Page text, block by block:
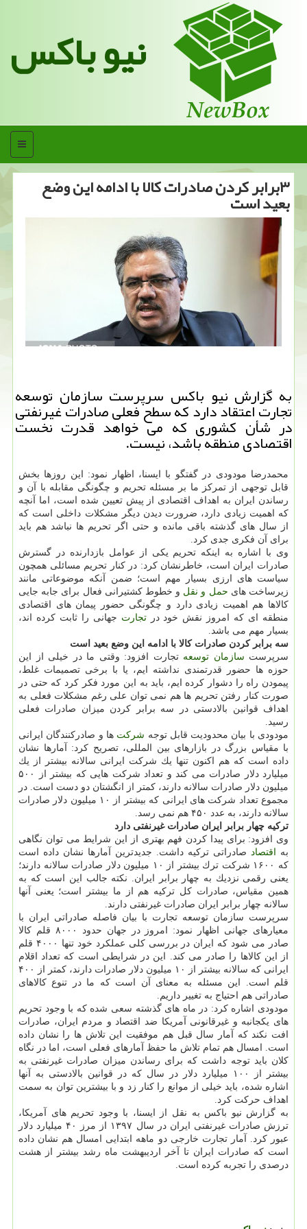
نیو باکس
منو
۳برابر كردن صادرات كالا با ادامه این وضع
بعید است
به گزارش نیو باكس سرپرست سازمان توسعه
تجارت اعتقاد دارد كه سطح فعلی صادرات غیرنفتی
در شأن كشوری كه می خواهد قدرت نخست
اقتصادی منطقه باشد، نیست.
محمدرضا مودودی در گفتگو با ایسنا، اظهار نمود: این روزها بخش
قابل توجهی از تمركز ما بر مسئله تحریم و چگونگی مقابله با آن و
رساندن ایران به اهداف اقتصادی از پیش تعیین شده است، اما آنچه
كه اهمیت زیادی دارد، ضرورت دیدن دیگر مشكلات داخلی است كه
از سال های گذشته باقی مانده و حتی اگر تحریم ها نباشد هم باید
برای آن فكری جدی كرد.
وی با اشاره به اینكه تحریم یكی از عوامل بازدارنده در گسترش
صادرات ایران است، خاطرنشان كرد: در كنار تحریم مسائلی همچون
سیاست های ارزی بسیار مهم است؛ ضمن آنكه موضوعاتی مانند
زیرساخت های حمل و نقل و خطوط كشتیرانی فعال برای جابه جایی
كالاها هم اهمیت زیادی دارد و چگونگی حضور پیمان های اقتصادی
منطقه ای كه امروز نقش خود درتجارت جهانی را ثابت كرده اند،
بسیار مهم می باشد.
سه برابر كردن صادرات كالا با ادامه این وضع بعید است
سرپرست سازمان توسعه تجارت افزود: وقتی ما در خیلی از این
حوزه ها حضور قدرتمندی نداشته ایم، یا با برخی تصمیمات غلط،
پیمودن راه را دشوار كرده ایم، باید به این مورد فكر كرد كه حتی در
صورت كنار رفتن تحریم ها هم نمی توان علی رغم مشكلات فعلی به
اهداف قوانین بالادستی در سه برابر كردن میزان صادرات فعلی
رسید.
مودودی با بیان محدودیت قابل توجه شركت ها و صادركنندگان ایرانی
با مقیاس بزرگ در بازارهای بین المللی، تصریح كرد: آمارها نشان
داده است كه هم اكنون تنها یك شركت ایرانی سالانه بیشتر از یك
میلیارد دلار صادرات می كند و تعداد شركت هایی كه بیشتر از ۵۰۰
میلیون دلار صادرات سالانه دارند، كمتر از انگشتان دو دست است. در
مجموع تعداد شركت های ایرانی كه بیشتر از ۱۰ میلیون دلار صادرات
سالانه دارند، به عدد ۴۵۰ هم نمی رسد.
تركیه چهار برابر ایران صادرات غیرنفتی دارد
وی افزود: برای پیدا كردن فهم بهتری از این شرایط می توان نگاهی
به
اقتصاد صادراتی تركیه داشت. جدیدترین آمارها نشان داده است
كه ۱۶۰۰ شركت ترك بیشتر از ۱۰ میلیون دلار صادرات سالانه دارند؛
یعنی رقمی نزدیك به چهار برابر ایران. نكته جالب این است كه به
همین مقیاس، صادرات كل تركیه هم از ما بیشتر است؛ یعنی آنها
سالانه چهار برابر ایران صادرات غیرنفتی دارند.
سرپرست سازمان توسعه تجارت با بیان فاصله صادراتی ایران با
معیارهای جهانی اظهار نمود: امروز در جهان حدود ۸۰۰۰ قلم كالا
صادر می شود كه ایران در بررسی كلی عملكرد خود تنها ۴۰۰۰ قلم
از این كالاها را صادر می كند. این در شرایطی است كه تعداد اقلام
ایرانی كه سالانه بیشتر از ۱۰ میلیون دلار صادرات دارند، كمتر از ۴۰۰
قلم است. این مسئله به معنای آن است كه ما در تنوع كالاهای
صادراتی هم احتیاج به تغییر داریم.
مودودی اشاره كرد: در ماه های گذشته سعی شده كه با وجود تحریم
های یكجانبه و غیرقانونی آمریكا ضد اقتصاد و مردم ایران، صادرات
افت نكند كه آمار سال قبل هم موفقیت این تلاش ها را نشان داده
است. امسال هم تمام تلاش ما حفظ آمارهای فعلی است، اما در نگاه
كلان باید توجه داشت كه برای رساندن میزان صادرات غیرنفتی به
بیشتر از ۱۰۰ میلیارد دلار در سال كه در قوانین بالادستی به آنها
اشاره شده، باید خیلی از موانع را كنار زد و با بیشترین توان به سمت
اهداف حركت كرد.
به گزارش نیو باكس به نقل از ایسنا، با وجود تحریم های آمریكا،
ترزش صادرات غیرنفتی ایران در سال ۱۳۹۷ از مرز ۴۰ میلیارد دلار
عبور كرد. آمار تجارت خارجی دو ماهه ابتدایی امسال هم نشان داده
است كه صادرات ایران تا آخر اردیبهشت ماه رشد بیشتر از هشت
درصدی را تجربه كرده است.